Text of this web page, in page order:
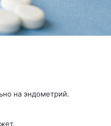
на эндометрий.